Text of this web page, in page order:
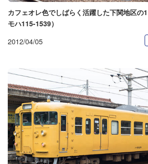
カフェオレ色でしばらく活躍した下関地区の
モハ115-1539）
2012/04/05